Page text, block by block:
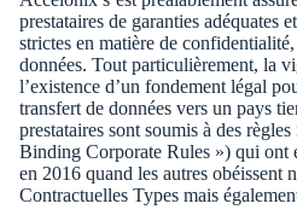
prestataires de garanties adéquates
strictes en matière de
données. Tout particulièrement, la
l’existence d’un fondement légal
transfert de données vers un pays
prestataires sont soumis à des
Binding Corporate Rules ») qui ont
en 2016 quand les autres obéissent
Contractuelles Types mais